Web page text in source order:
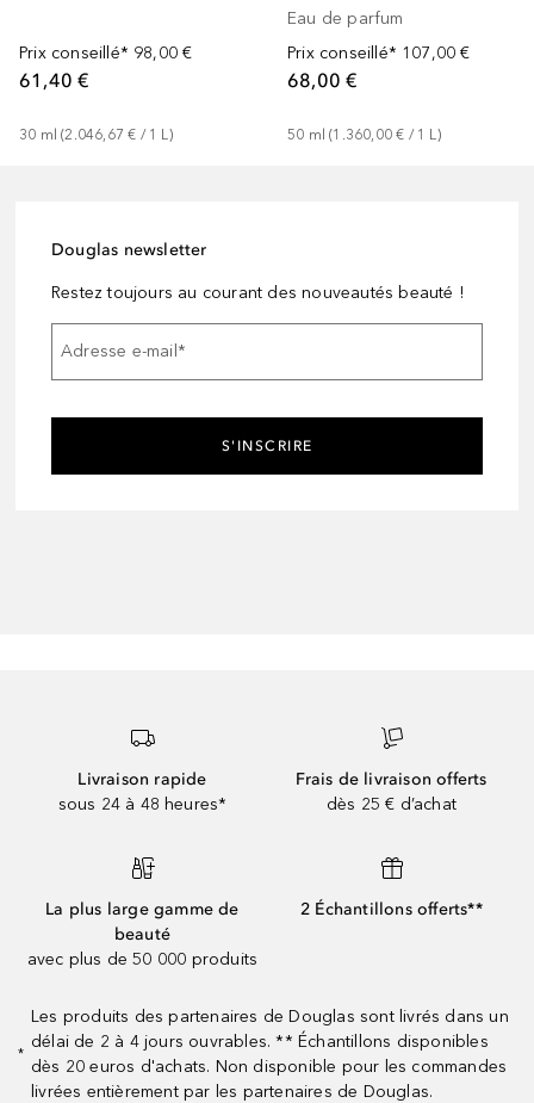
Prix conseillé* 98,00 €
61,40 €
30 ml (2.046,67 € / 1 L )
Eau de parfum
Prix conseillé* 107,00 €
68,00 €
50 ml (1.360,00 € / 1 L )
Douglas newsletter
Restez toujours au courant des nouveautés beauté !
Adresse e-mail *
S'INSCRIRE
Livraison rapide
sous 24 à 48 heures*
Frais de livraison offerts
dès 25 € d’achat
La plus large gamme de
beauté
avec plus de 50 000 produits
2 Échantillons offerts**
*
Les produits des partenaires de Douglas sont livrés dans un
délai de 2 à 4 jours ouvrables. ** Échantillons disponibles
dès 20 euros d'achats. Non disponible pour les commandes
livrées entièrement par les partenaires de Douglas.